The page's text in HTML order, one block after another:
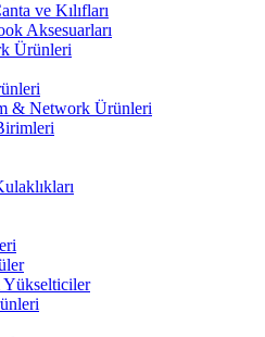
ve Kılıfları
Aksesuarları
Ürünleri
& Network Ürünleri
Yükselticiler